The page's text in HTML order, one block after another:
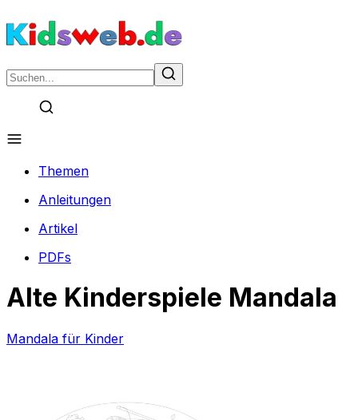
Themen
Anleitungen
Artikel
PDFs
Alte Kinderspiele Mandala
Mandala für Kinder